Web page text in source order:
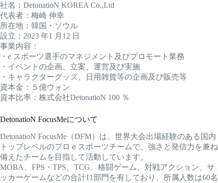
社名：DetonatioN KOREA Co.,Ltd
代表者：梅崎 伸幸
所在地：韓国・ソウル
設立：2023 年1 月12 日
事業内容：
・e スポーツ選手のマネジメント及びプロモート業務
・イベントの企画、立案、運営及び実施
・キャラクターグッズ、日用雑貨等の企画及び販売等
資本金：５億ウォン
資本比率：株式会社DetonatioN 100 ％
DetonatioN FocusMeについて
DetonatioN FocusMe（DFM）は、世界大会出場経験のある国内
トップレベルのプロｅスポーツチームで、強さと発信力を兼ね
備えたチームを目指して活動しています。
MOBA、FPS・TPS、TCG、格闘ゲーム、対戦アクション、サ
ッカーゲームなどの合計11部門を有しており、所属人数は60名